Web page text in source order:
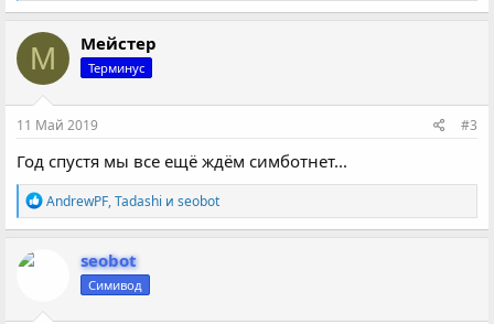
а
к
ц
и
и
:
М Мейстер
Терминус
11 Май 2019 #3
Год спустя мы все ещё ждём симботнет...
Р
е
а
AndrewPF,Tadashi и seobot
seobot
Симивод